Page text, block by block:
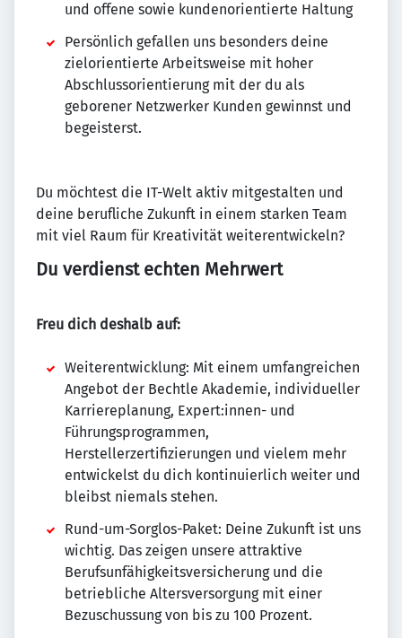
und offene sowie kundenorientierte Haltung
Persönlich gefallen uns besonders deine
zielorientierte Arbeitsweise mit hoher
Abschlussorientierung mit der du als
geborener Netzwerker Kunden gewinnst und
begeisterst.
Du möchtest die IT-Welt aktiv mitgestalten und
deine berufliche Zukunft in einem starken Team
mit viel Raum für Kreativität weiterentwickeln?
Du verdienst echten Mehrwert
Freu dich deshalb auf:
Weiterentwicklung: Mit einem umfangreichen
Angebot der Bechtle Akademie, individueller
Karriereplanung, Expert:innen- und
Führungsprogrammen,
Herstellerzertifizierungen und vielem mehr
entwickelst du dich kontinuierlich weiter und
bleibst niemals stehen.
Rund-um-Sorglos-Paket: Deine Zukunft ist uns
wichtig. Das zeigen unsere attraktive
Berufsunfähigkeitsversicherung und die
betriebliche Altersversorgung mit einer
Bezuschussung von bis zu 100 Prozent.